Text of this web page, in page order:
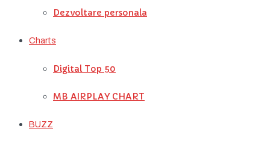
Dezvoltare personala
Charts
Digital Top 50
MB AIRPLAY CHART
BUZZ